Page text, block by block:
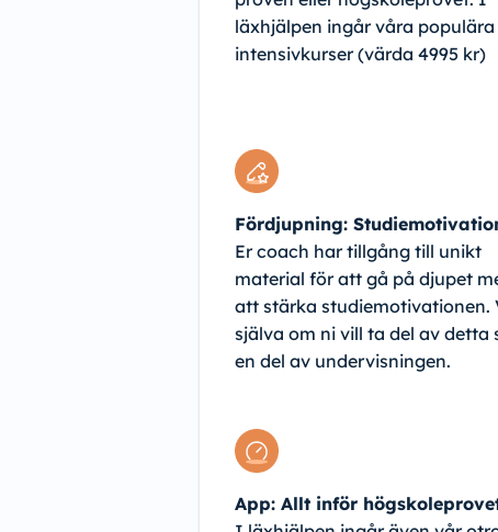
läxhjälpen ingår våra populära
intensivkurser (värda 4995 kr)
Fördjupning:
Er coach har tillgång till unikt
material för att gå på djupet
att stärka studiemotivationen.
själva om ni vill ta del av detta
en del av undervisningen.
App: Allt inför